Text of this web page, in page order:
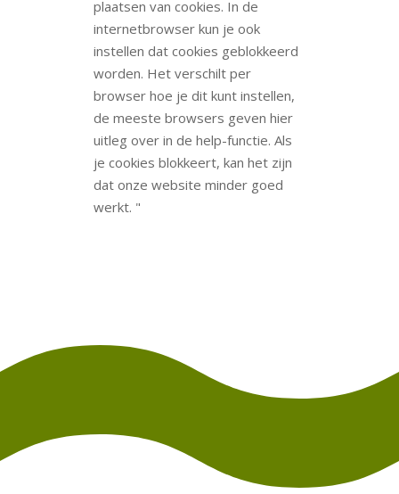
plaatsen van cookies. In de
internetbrowser kun je ook
instellen dat cookies geblokkeerd
worden. Het verschilt per
browser hoe je dit kunt instellen,
de meeste browsers geven hier
uitleg over in de help-functie. Als
je cookies blokkeert, kan het zijn
dat onze website minder goed
werkt. "